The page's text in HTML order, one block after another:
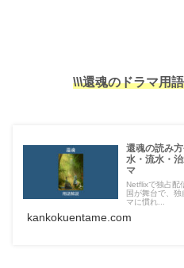
\\\還魂のドラマ用
還魂の読み
水・流水・
マ
Netflixで独占配
国が舞台で、
マに慣れ...
kankokuentame.com